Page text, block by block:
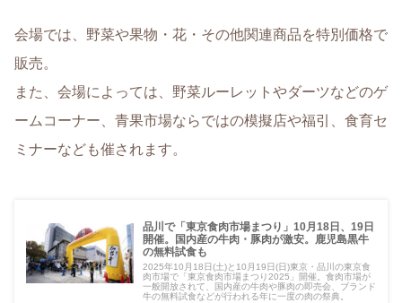
会場では、野菜や果物・花・その他関連商品を特別価格で
販売。
また、会場によっては、野菜ルーレットやダーツなどのゲ
ームコーナー、青果市場ならではの模擬店や福引、食育セ
ミナーなども催されます。
品川で「東京食肉市場まつり」10月18日、19日
開催。国内産の牛肉・豚肉が激安。鹿児島黒牛
の無料試食も
2025年10月18日(土)と10月19日(日)東京・品川の東京食
肉市場で「東京食肉市場まつり2025」開催。食肉市場が
一般開放されて、国内産の牛肉や豚肉の即売会、ブランド
牛の無料試食などが行われる年に一度の肉の祭典。